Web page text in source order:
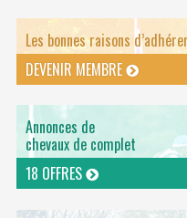
Les bonnes raisons d’adhérer
DEVENIR MEMBRE
Annonces de
chevaux de complet
18 OFFRES